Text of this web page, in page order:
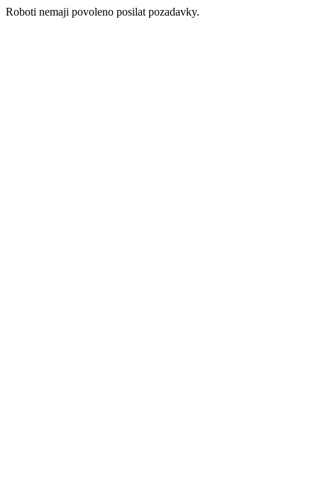
Roboti nemaji povoleno posilat pozadavky.